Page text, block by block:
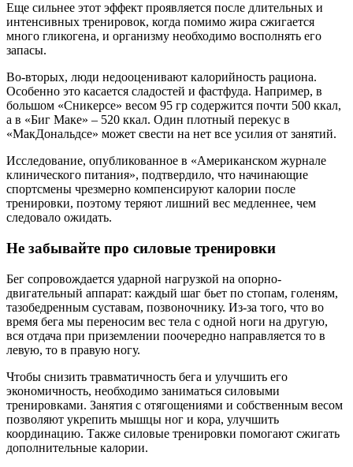
Еще сильнее этот эффект проявляется после длительных и
интенсивных тренировок, когда помимо жира сжигается
много гликогена, и организму необходимо восполнять его
запасы.
Во-вторых, люди недооценивают калорийность рациона.
Особенно это касается сладостей и фастфуда. Например, в
большом «Сникерсе» весом 95 гр содержится почти 500 ккал,
а в «Биг Маке» – 520 ккал. Один плотный перекус в
«МакДональдсе» может свести на нет все усилия от занятий.
Исследование, опубликованное в «Американском журнале
клинического питания», подтвердило, что начинающие
спортсмены чрезмерно компенсируют калории после
тренировки, поэтому теряют лишний вес медленнее, чем
следовало ожидать.
Не забывайте про силовые тренировки
Бег сопровождается ударной нагрузкой на опорно-
двигательный аппарат: каждый шаг бьет по стопам, голеням,
тазобедренным суставам, позвоночнику. Из-за того, что во
время бега мы переносим вес тела с одной ноги на другую,
вся отдача при приземлении поочередно направляется то в
левую, то в правую ногу.
Чтобы снизить травматичность бега и улучшить его
экономичность, необходимо заниматься силовыми
тренировками. Занятия с отягощениями и собственным весом
позволяют укрепить мышцы ног и кора, улучшить
координацию. Также силовые тренировки помогают сжигать
дополнительные калории.